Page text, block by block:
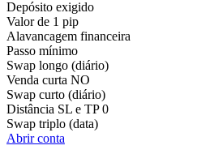
Depósito exigido
Valor de 1 pip
Alavancagem financeira
Passo mínimo
Swap longo (diário)
Venda curta NO
Swap curto (diário)
Distância SL e TP 0
Swap triplo (data)
Abrir conta